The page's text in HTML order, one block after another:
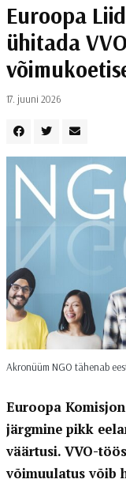
Euroopa
ühitada
17. juuni 2026
Akronüüm NGO tähenab
Euroopa
järgmine pikk
väärtusi. VVO-
võimuulatus võib